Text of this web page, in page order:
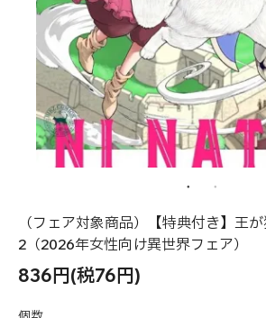
（フェア対象商品）【特典付き】王
2（2026年女性向け異世界フェア）
836円(税76円)